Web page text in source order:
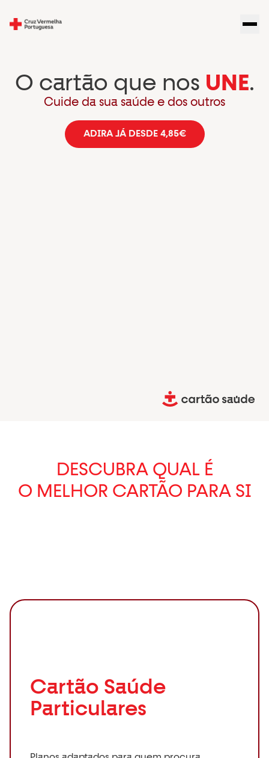
O cartão que nos UNE.
Cuide da sua saúde e dos outros
ADIRA JÁ DESDE 4,85€
DESCUBRA QUAL É
O MELHOR CARTÃO PARA SI
Cartão Saúde
Particulares